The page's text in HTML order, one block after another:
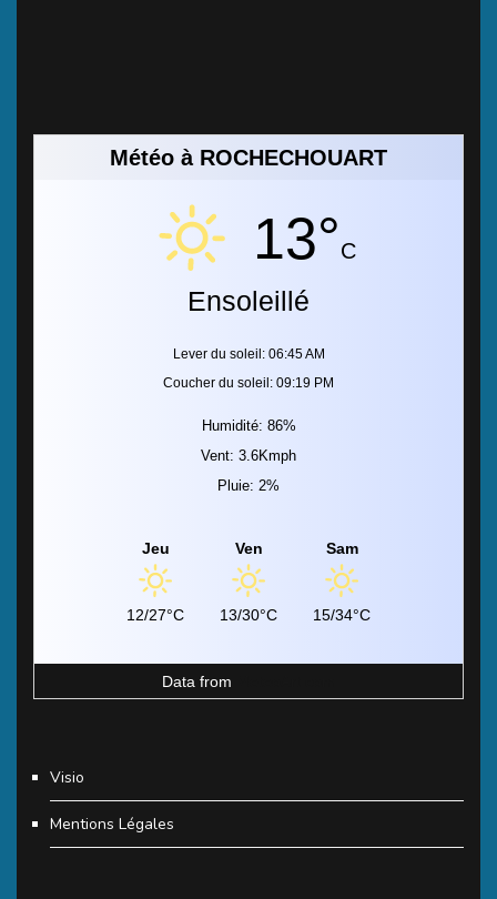
Météo à ROCHECHOUART
13°C
Ensoleillé
Lever du soleil: 06:45 AM
Coucher du soleil: 09:19 PM
Humidité: 86%
Vent: 3.6Kmph
Pluie: 2%
Jeu
12/27°C
Ven
13/30°C
Sam
15/34°C
Data from
Visio
Mentions Légales